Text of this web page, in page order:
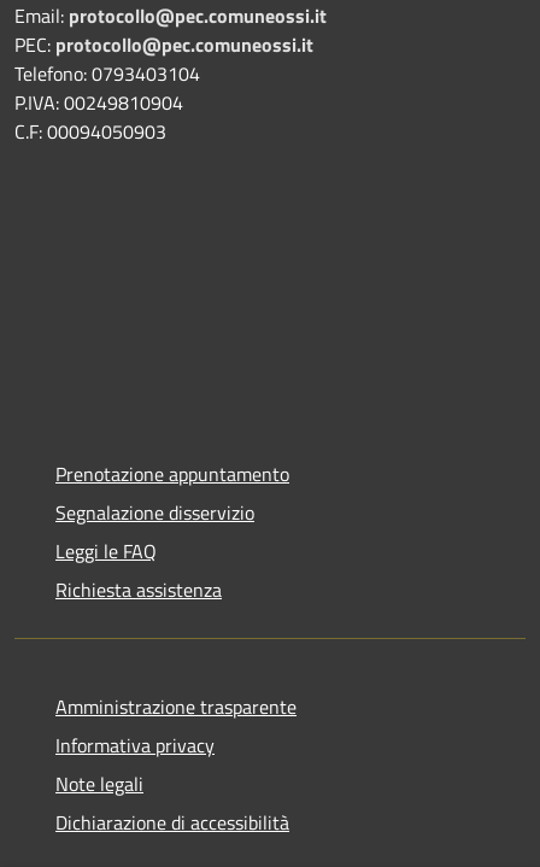
Email: protocollo@pec.comuneossi.it
PEC: protocollo@pec.comuneossi.it
Telefono: 0793403104
P.IVA: 00249810904
C.F: 00094050903
Prenotazione appuntamento
Segnalazione disservizio
Leggi le FAQ
Richiesta assistenza
Amministrazione trasparente
Informativa privacy
Note legali
Dichiarazione di accessibilità